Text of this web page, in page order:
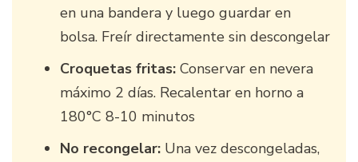
en una bandera y luego guardar en
bolsa. Freír directamente sin descongelar
Croquetas fritas: Conservar en nevera
máximo 2 días. Recalentar en horno a
180°C 8-10 minutos
No recongelar: Una vez descongeladas,